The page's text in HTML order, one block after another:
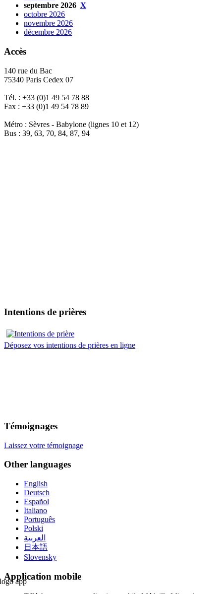
septembre 2026 X
octobre 2026
novembre 2026
décembre 2026
Accès
140 rue du Bac
75340 Paris Cedex 07
Tél. : +33 (0)1 49 54 78 88
Fax : +33 (0)1 49 54 78 89
Métro : Sèvres - Babylone (lignes 10 et 12)
Bus : 39, 63, 70, 84, 87, 94
Intentions de prières
Déposez vos intentions de prières en ligne
Témoignages
Laissez votre témoignage
Other languages
English
Deutsch
Español
Italiano
Português
Polski
العربية
日本語
Slovensky
Application mobile